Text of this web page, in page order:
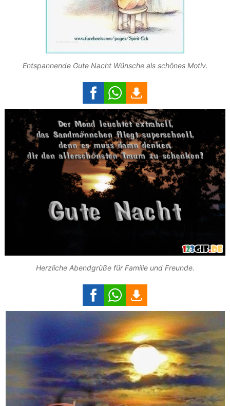
Entspannende Gute Nacht Wünsche als schönes Motiv.
Herzliche Abendgrüße für Familie und Freunde.